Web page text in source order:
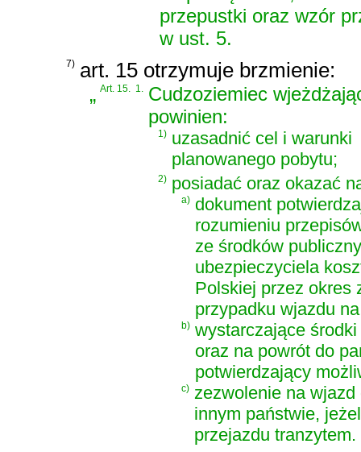
przepustki oraz wzór
w ust. 5.
7) art. 15 otrzymuje brzmienie:
„Art. 15. 1. Cudzoziemiec
powinien:
1) uzasadnić cel i warunki
planowanego pobytu;
2) posiadać oraz okazać
a) dokument
rozumieniu
ze środków
ubezpieczyciela
Polskiej przez okres
przypadku wjazdu
b) wystarczające
oraz na powrót do
potwierdzający
c) zezwolenie na
innym państwie,
przejazdu tranzytem.